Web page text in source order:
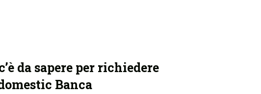
da sapere per richiedere
Banca